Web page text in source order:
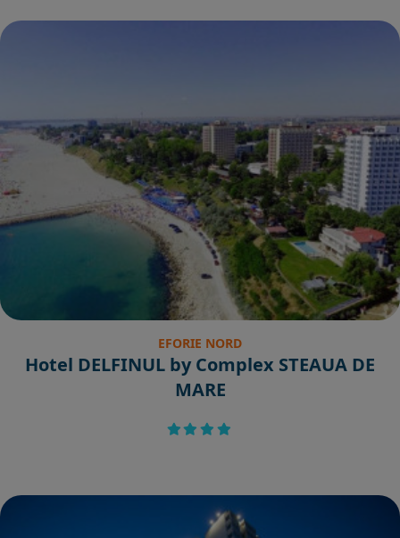
EFORIE NORD
Hotel DELFINUL by Complex STEAUA DE
MARE